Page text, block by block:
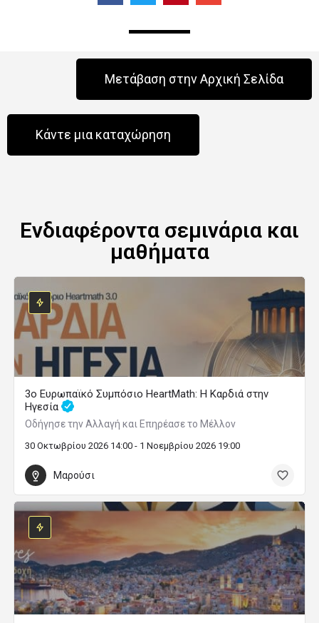
Μετάβαση στην Αρχική Σελίδα
Κάντε μια καταχώρηση
Ενδιαφέροντα σεμινάρια και
μαθήματα
3ο Ευρωπαϊκό Συμπόσιο HeartMath: Η Καρδιά στην
Ηγεσία
Οδήγησε την Αλλαγή και Επηρέασε το Μέλλον
30 Οκτωβρίου 2026 14:00 - 1 Νοεμβρίου 2026 19:00
Μαρούσι